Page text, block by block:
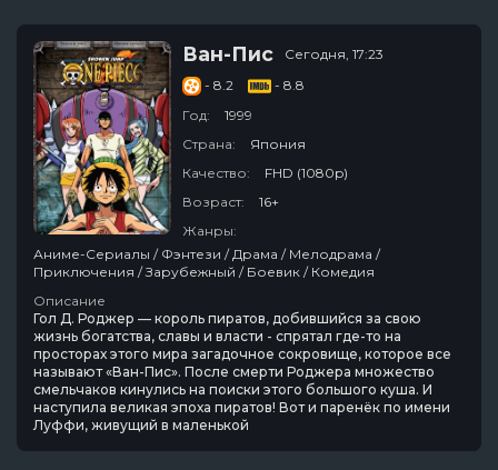
Ван-Пис
Сегодня, 17:23
- 8.2
- 8.8
Год:
1999
Страна:
Япония
Качество:
FHD (1080p)
Возраст:
16+
Жанры:
Аниме-Сериалы / Фэнтези / Драма / Мелодрама /
Приключения / Зарубежный / Боевик / Комедия
Описание
Гол Д. Роджер — король пиратов, добившийся за свою
жизнь богатства, славы и власти - спрятал где-то на
просторах этого мира загадочное сокровище, которое все
называют «Ван-Пис». После смерти Роджера множество
смельчаков кинулись на поиски этого большого куша. И
наступила великая эпоха пиратов! Вот и паренёк по имени
Луффи, живущий в маленькой